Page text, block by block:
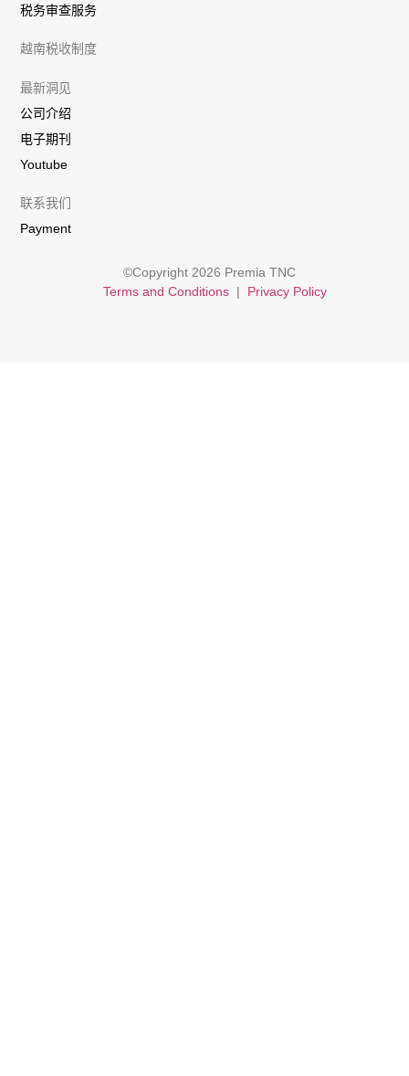
税务审查服务
越南税收制度
最新洞见
公司介绍
电子期刊
Youtube
联系我们
Payment
©Copyright 2026 Premia TNC
Terms and Conditions| Privacy Policy